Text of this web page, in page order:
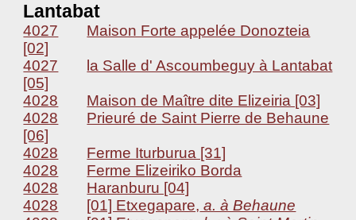
Lantabat
4027
Maison Forte appelée Donozteia
[02]
4027
la Salle d' Ascoumbeguy à Lantabat
[05]
4028
Maison de Maître dite Elizeiria [03]
4028
Prieuré de Saint Pierre de Behaune
[06]
4028
Ferme Iturburua [31]
4028
Ferme Elizeiriko Borda
4028
Haranburu [04]
4028
[01] Etxegapare, a. à Behaune